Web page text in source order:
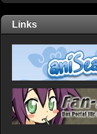
Links